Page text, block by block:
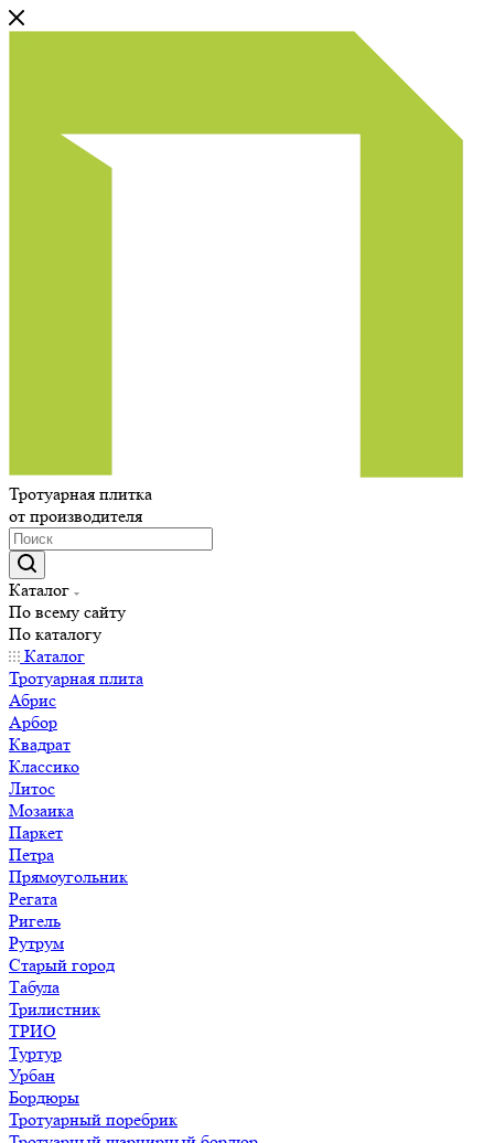
Тротуарная плитка
от производителя
Каталог
По всему сайту
По каталогу
Каталог
Тротуарная плита
Абрис
Арбор
Квадрат
Классико
Литос
Мозаика
Паркет
Петра
Прямоугольник
Регата
Ригель
Рутрум
Старый город
Табула
Трилистник
ТРИО
Туртур
Урбан
Бордюры
Тротуарный поребрик